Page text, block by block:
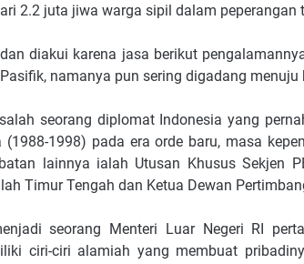
2.2 juta jiwa warga sipil dalam peperangan
diakui karena jasa berikut
namanya pun sering digadang menuju
seorang diplomat Indonesia yang
(1988-1998) pada era orde baru, masa
lainnya ialah Utusan Khusus Sekjen
Timur Tengah dan Ketua Dewan
seorang Menteri Luar Negeri RI
ciri-ciri alamiah yang membuat